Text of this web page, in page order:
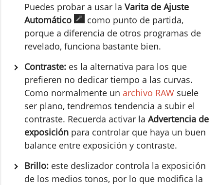
Puedes probar a usar la Varita de Ajuste
Automático
como punto de partida,
porque a diferencia de otros programas de
revelado, funciona bastante bien.
Contraste: es la alternativa para los que
prefieren no dedicar tiempo a las curvas.
Como normalmente un archivo RAW suele
ser plano, tendremos tendencia a subir el
contraste. Recuerda activar la Advertencia de
exposición para controlar que haya un buen
balance entre exposición y contraste.
Brillo: este deslizador controla la exposición
de los medios tonos, por lo que modifica la